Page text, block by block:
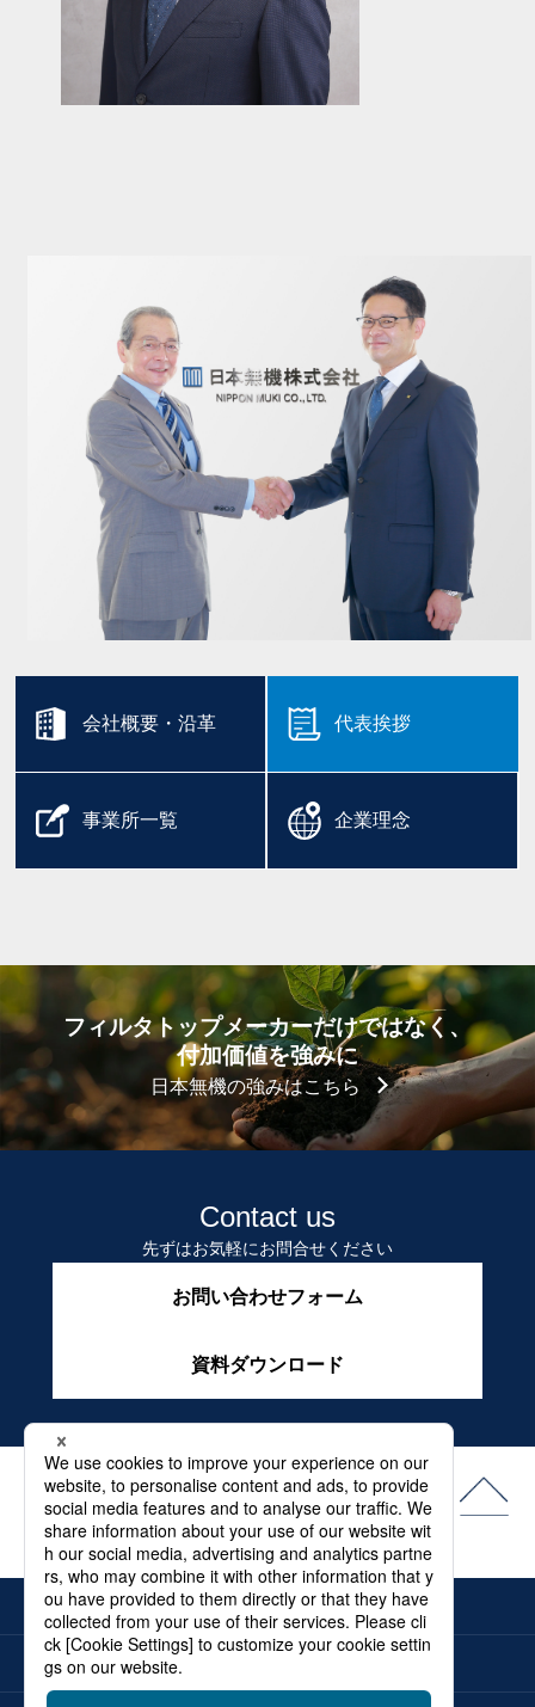
会社概要・沿革 代表挨拶
事業所一覧 企業理念
フィルタトップメーカーだけではなく、
付加価値を強みに
日本無機の強みはこちら
Contact us
先ずはお気軽にお問合せください
お問い合わせフォーム
資料ダウンロード
よくある質問 最新情報
メディア